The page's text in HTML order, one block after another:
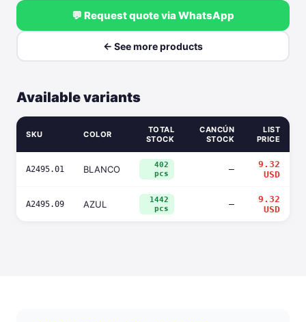
💬 Request quote via WhatsApp
← See more products
Available variants
SKU COLOR
TOTAL
STOCK
CANCÚN
STOCK
LIST
PRICE
A2495.01 BLANCO
402
pcs
—
9.32
USD
A2495.09 AZUL
1442
pcs
—
9.32
USD